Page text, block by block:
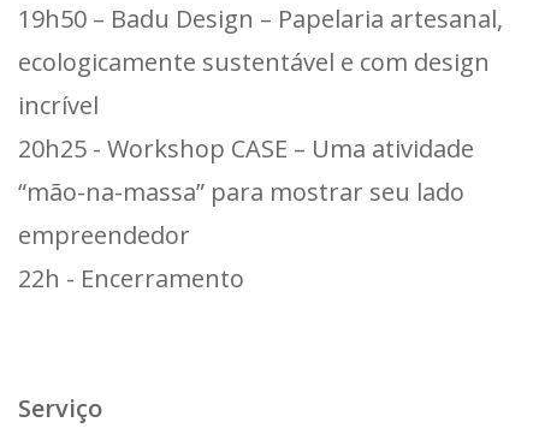
19h50 – Badu Design – Papelaria artesanal,
ecologicamente sustentável e com design
incrível
20h25 - Workshop CASE – Uma atividade
“mão-na-massa” para mostrar seu lado
empreendedor
22h - Encerramento
Serviço